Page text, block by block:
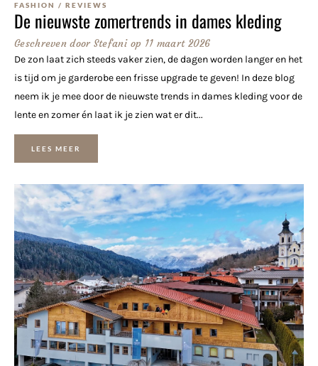
FASHION / REVIEWS
De nieuwste zomertrends in dames kleding
Geschreven doorStefani op 11 maart 2026
De zon laat zich steeds vaker zien, de dagen worden langer en het
is tijd om je garderobe een frisse upgrade te geven! In deze blog
neem ik je mee door de nieuwste trends in dames kleding voor de
lente en zomer én laat ik je zien wat er dit...
LEES MEER